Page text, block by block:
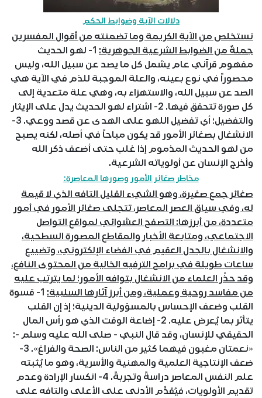
دلالات الآية وضوابط الحكم
نستخلص من الآية الكريمة وما تضمنته من أقوال المفسرين
جملةٌ من الضوابط الشرعية الجوهرية:
1- لهو الحديث
مفهوم قرآني عام يشمل كل ما يصد عن سبيل الله، وليس
محصوراً في نوع بعينه، والعلة الموجبة للذم في الآية هي
الصد عن سبيل الله، والاستهزاء به، وهي علة متعدية إلى
كل صورة تتحقق فيها. 2- اشتراء لهو الحديث يدل على الإيثار
والتفضيل؛ أي تفضيل اللهو على الهدى عن قصد ووعي. 3-
الانشغال بصغائر الأمور قد يكون مباحاً في أصله، لكنه يصبح
من لهو الحديث المذموم إذا غلب حتى أضعف ذكر الله
وأخرج الإنسان عن أولوياته الشرعية.
مخاطر صغائر الأمور وصورها المعاصرة:
صغائر جمع صغيرة، وهو الشيء القليل التافه الذي لا قيمة
له، وفي سياق العصر المعاصر، تتجلى صغائر الأمور في أمور
متعددة، من أبرزها: التصفح العشوائي لمواقع التواصل
الاجتماعي، ومتابعة الأخبار والمقاطع المصورة السطحية،
والانشغال بالجدل العقيم في الفضاء الإلكتروني، وتضييع
ساعات طويلة في برامج الترفيه الخالية من المحتوى النافع،
وقد حذّر العلماء من الانشغال بتوافه الأمور؛ لما يترتب عليه
من مفاسد روحية وعملية، ومن أبرز آثارها السلبية:
1- قسوة
القلب وضعف الإحساس بالمسؤولية الدينية؛ إذ إن القلب
يتأثر بما يُعرض عليه. 2- إضاعة الوقت الذي هو رأس المال
الحقيقي للإنسان، وقد قال النبي - صلى الله عليه وسلم -:
«نعمتان مغبون فيهما كثير من الناس: الصحة والفراغ». 3-
ضعف الإنتاجية العلمية والمهنية والأسرية، وهو ما يُثبته
علم النفس المعاصر دراسةً وتجربةً. 4- انكسار الإرادة وعدم
تقديم الأولويات، فيُقدَّم الأدنى على الأعلى والتافه على